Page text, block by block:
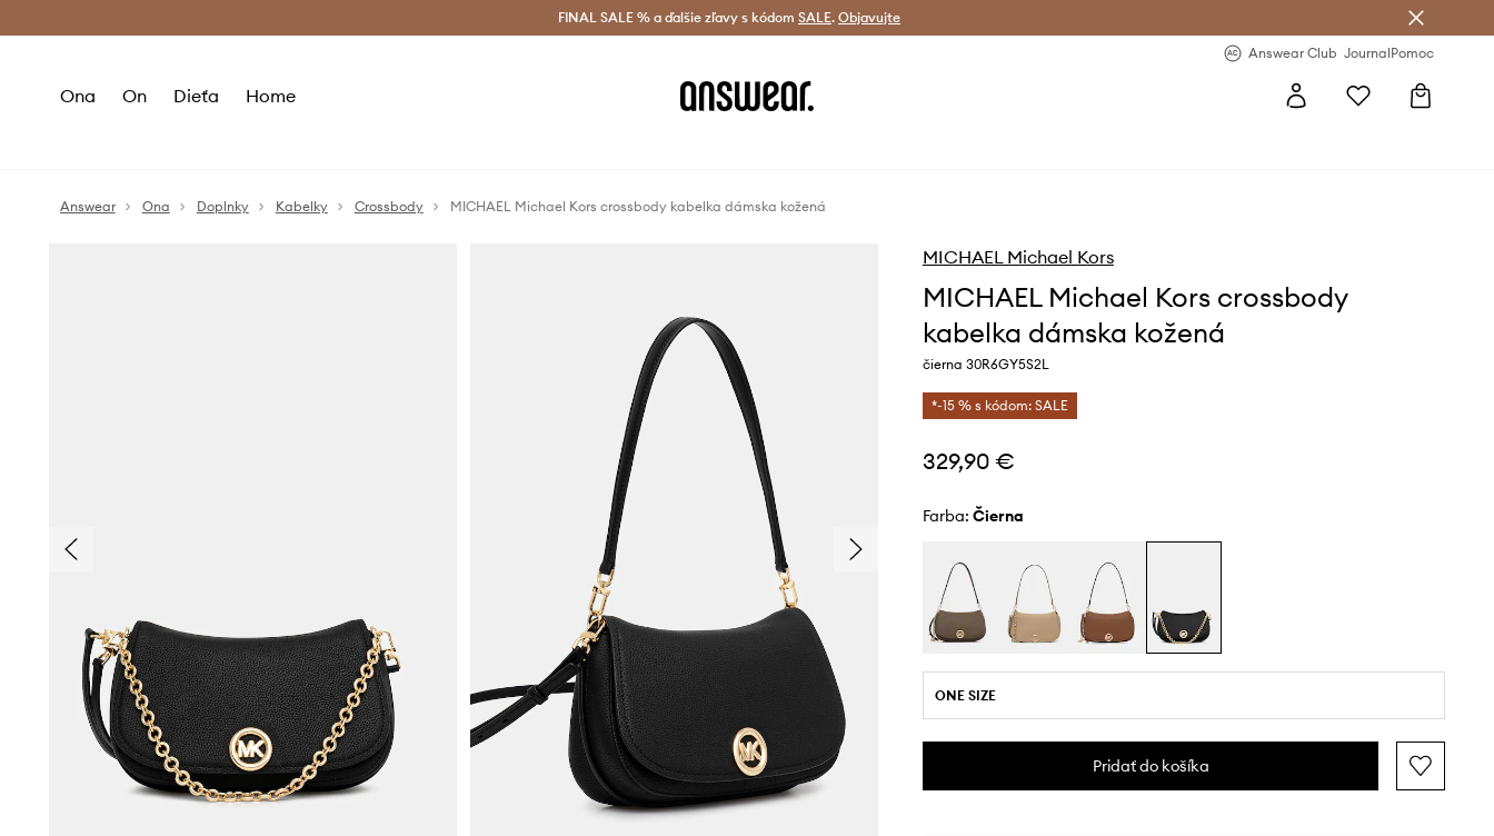
Bezplatná doprava od 60 € > Doručenie aj do 24 h >
FINAL SALE % a ďalšie zľavy s kódom SALE. Objavujte
Answear Club JournalPomoc
Ona On Dieťa Home
Answear Ona Doplnky Kabelky Crossbody MICHAEL Michael Kors crossbody kabelka dámska kožená
MICHAEL Michael Kors
MICHAEL Michael Kors crossbody
kabelka dámska kožená
čierna 30R6GY5S2L
*-15 % s kódom: SALE
329,90 €
Farba: čierna
ONE SIZE
Pridať do košíka